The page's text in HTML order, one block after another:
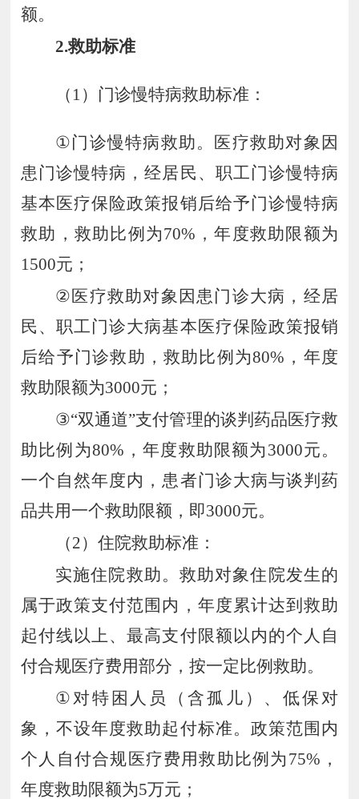
额。
2.救助标准
（ 1 ）门诊慢特病救助标准：
①门诊慢特病救助。医疗救助对象因
患门诊慢特病，经居民、职工门诊慢特病
基本医疗保险政策报销后给予门诊慢特病
救助，救助比例为70% ，年度救助限额为
1500元；
② 医疗救助对象因患门诊大病，经居
民、职工门诊大病基本医疗保险政策报销
后给予门诊救助，救助比例为80% ，年度
救助限额为3000元；
③“双通道”支付管理的谈判药品医疗救
助比例为80% ，年度救助限额为 3000元。
一个自然年度内，患者门诊大病与谈判药
品共用一个救助限额，即3000元。
（2）住院救助标准：
实施住院救助。救助对象住院发生的
属于政策支付范围内，年度累计达到救助
起付线以上、最高支付限额以内的个人自
付合规医疗费用部分，按一定比例救助。
① 对特困人员（含孤儿）、低保对
象，不设年度救助起付标准。政策范围内
个人自付合规医疗费用救助比例为 75% ，
年度救助限额为5万元；